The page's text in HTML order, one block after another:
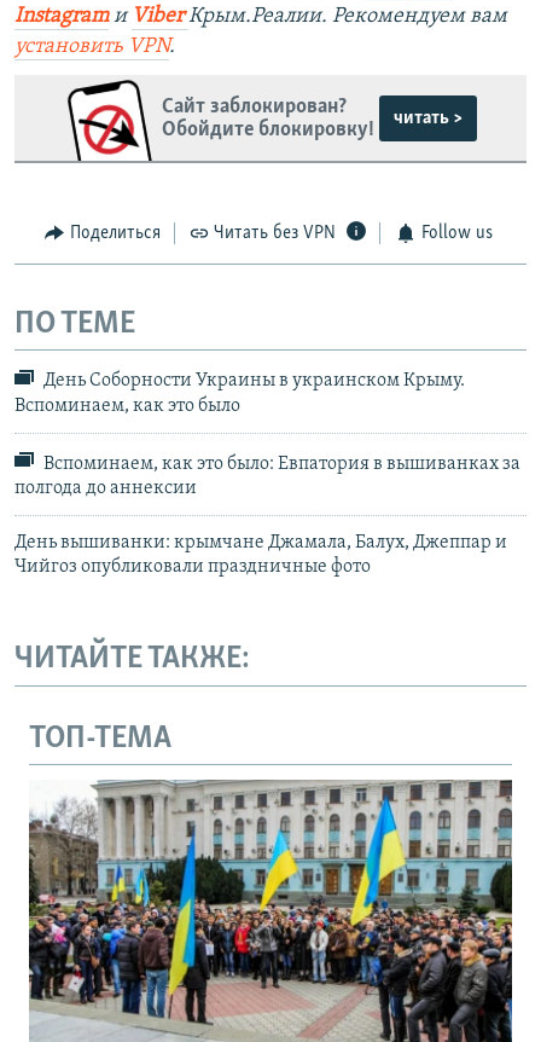
Instagram и ViberКрым.Реалии. Рекомендуем вам
установить VPN.
Сайт заблокирован?
Обойдите блокировку!
читать >
Поделиться Читать без VPN Follow us
ПО ТЕМЕ
День Соборности Украины в украинском Крыму.
Вспоминаем, как это было
Вспоминаем, как это было: Евпатория в вышиванках за
полгода до аннексии
День вышиванки: крымчане Джамала, Балух, Джеппар и
Чийгоз опубликовали праздничные фото
ЧИТАЙТЕ ТАКЖЕ:
ТОП-ТЕМА